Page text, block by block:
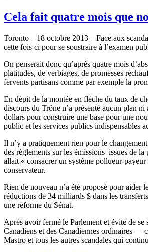
Cela fait quatre mois que
Toronto – 18 octobre 2013 – Face aux
cette fois-ci pour se soustraire à l’examen
On penserait donc qu’après quatre mois
platitudes, de verbiages, de promesses
fervents partisans comme parexemple la
En dépit de la montée en flèche du taux de
discours du Trône n’a présenté aucun plan ni
dollars pourconstruire une base pourune
public et les services publics indispensables
Il n’y a pratiquement rien pour le changement
des règlements surles émissions issues de la
allait « consacrerun système pollueur-payeur
conservateur.
Rien de nouveau n’a été proposé pouraider
réductions de 34 milliards $ dans les transferts
une réforme du Sénat.
Après avoir fermé le Parlement et évité de se
Canadiens et des Canadiennes ordinaires —
Mastro et tous les autres scandales qui